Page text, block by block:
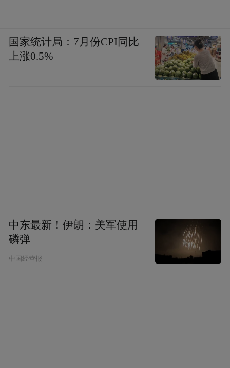
国家统计局：7月份CPI同比
上涨0.5%
中东最新！伊朗：美军使用
磷弹
中国经营报